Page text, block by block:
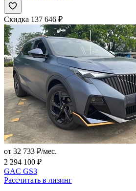
Скидка 137 646 ₽
от 32 733 ₽/мес.
2 294 100 ₽
GAC GS3
Рассчитать в лизинг